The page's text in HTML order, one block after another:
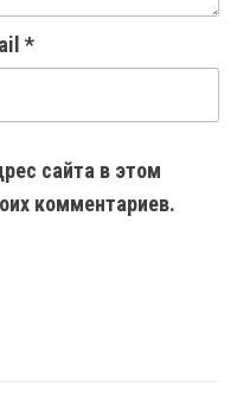
*
сайта в этом
комментариев.